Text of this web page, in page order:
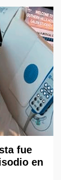
fue
en